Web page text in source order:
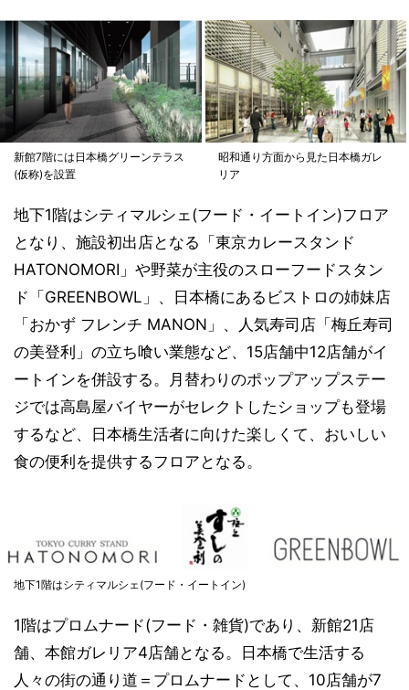
新館7階には日本橋グリーンテラス
(仮称)を設置
昭和通り方面から見た日本橋ガレ
リア
地下1階はシティマルシェ(フード・イートイン)フロア
となり、施設初出店となる「東京カレースタンド
HATONOMORI」や野菜が主役のスローフードスタン
ド「GREENBOWL」、日本橋にあるビストロの姉妹店
「おかず フレンチ MANON」、人気寿司店「梅丘寿司
の美登利」の立ち喰い業態など、15店舗中12店舗がイ
ートインを併設する。月替わりのポップアップステー
ジでは高島屋バイヤーがセレクトしたショップも登場
するなど、日本橋生活者に向けた楽しくて、おいしい
食の便利を提供するフロアとなる。
地下1階はシティマルシェ(フード・イートイン)
1階はプロムナード(フード・雑貨)であり、新館21店
舗、本館ガレリア4店舗となる。日本橋で生活する
人々の街の通り道＝プロムナードとして、10店舗が7